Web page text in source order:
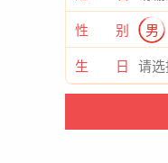
性 别
男
生 日